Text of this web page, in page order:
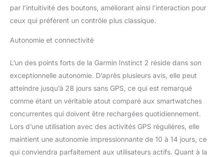
par l’intuitivité des boutons, améliorant ainsi l’interaction pour
ceux qui préfèrent un contrôle plus classique.
Autonomie et connectivité
L’un des points forts de la Garmin Instinct 2 réside dans son
exceptionnelle autonomie. D’après plusieurs avis, elle peut
atteindre jusqu’à 28 jours sans GPS, ce qui est remarqué
comme étant un véritable atout comparé aux smartwatches
concurrentes qui doivent être rechargées quotidiennement.
Lors d’une utilisation avec des activités GPS régulières, elle
maintient une autonomie impressionnante de 10 à 14 jours, ce
qui conviendra parfaitement aux utilisateurs actifs. Quant à la